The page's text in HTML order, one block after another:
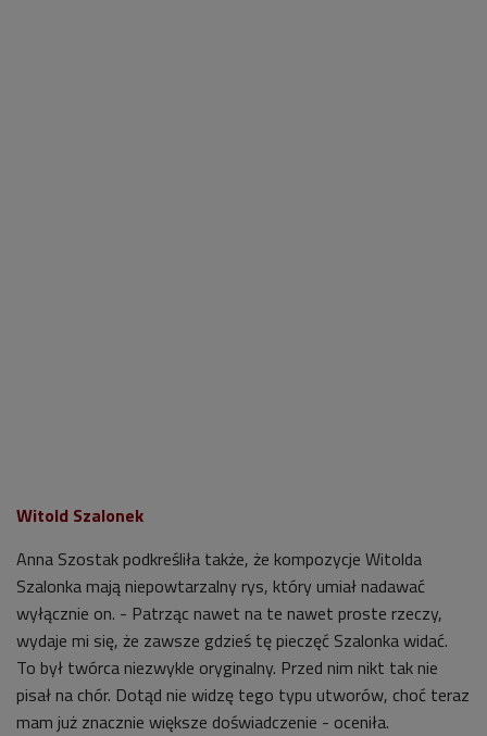
Witold Szalonek
Anna Szostak podkreśliła także, że kompozycje Witolda
Szalonka mają niepowtarzalny rys, który umiał nadawać
wyłącznie on. - Patrząc nawet na te nawet proste rzeczy,
wydaje mi się, że zawsze gdzieś tę pieczęć Szalonka widać.
To był twórca niezwykle oryginalny. Przed nim nikt tak nie
pisał na chór. Dotąd nie widzę tego typu utworów, choć teraz
mam już znacznie większe doświadczenie - oceniła.